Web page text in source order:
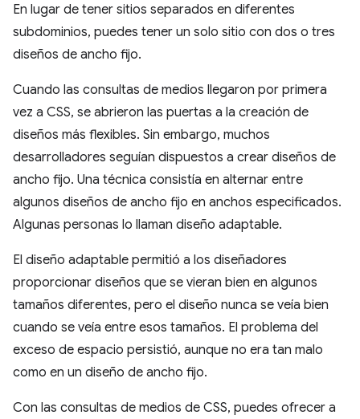
En lugar de tener sitios separados en diferentes
subdominios, puedes tener un solo sitio con dos o tres
diseños de ancho fijo.
Cuando las consultas de medios llegaron por primera
vez a CSS, se abrieron las puertas a la creación de
diseños más flexibles. Sin embargo, muchos
desarrolladores seguían dispuestos a crear diseños de
ancho fijo. Una técnica consistía en alternar entre
algunos diseños de ancho fijo en anchos especificados.
Algunas personas lo llaman diseño adaptable.
El diseño adaptable permitió a los diseñadores
proporcionar diseños que se vieran bien en algunos
tamaños diferentes, pero el diseño nunca se veía bien
cuando se veía entre esos tamaños. El problema del
exceso de espacio persistió, aunque no era tan malo
como en un diseño de ancho fijo.
Con las consultas de medios de CSS, puedes ofrecer a